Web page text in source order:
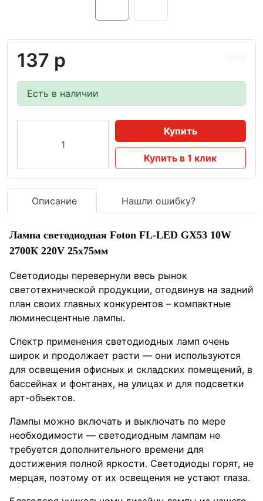
137 р
Есть в наличии
Купить
Купить в 1 клик
Описание Нашли ошибку?
Лампа светодиодная Foton FL-LED GX53 10W
2700К 220V 25x75мм
Светодиоды перевернули весь рынок
светотехнической продукции, отодвинув на задний
план своих главных конкурентов – компактные
люминесцентные лампы.
Спектр применения светодиодных ламп очень
широк и продолжает расти — они используются
для освещения офисных и складских помещений, в
бассейнах и фонтанах, на улицах и для подсветки
арт-объектов.
Лампы можно включать и выключать по мере
необходимости — светодиодным лампам не
требуется дополнительного времени для
достижения полной яркости. Светодиоды горят, не
мерцая, поэтому от их освещения не устают глаза.